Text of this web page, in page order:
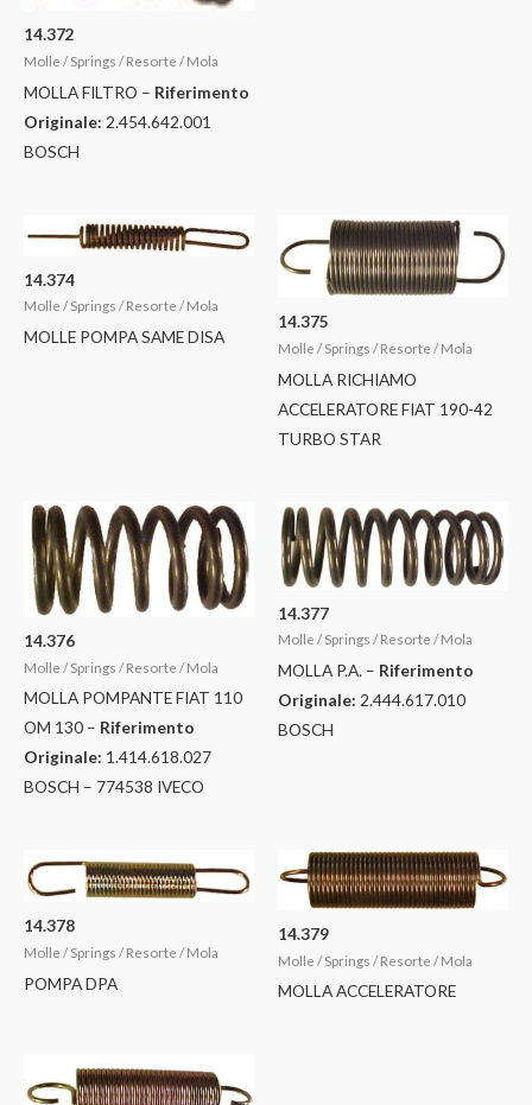
14.372
Molle / Springs / Resorte / Mola
MOLLA FILTRO – Riferimento
Originale: 2.454.642.001
BOSCH
14.374
Molle / Springs / Resorte / Mola
MOLLE POMPA SAME DISA
14.375
Molle / Springs / Resorte / Mola
MOLLA RICHIAMO
ACCELERATORE FIAT 190-42
TURBO STAR
14.376
Molle / Springs / Resorte / Mola
MOLLA POMPANTE FIAT 110
OM 130 – Riferimento
Originale: 1.414.618.027
BOSCH – 774538 IVECO
14.377
Molle / Springs / Resorte / Mola
MOLLA P.A. – Riferimento
Originale: 2.444.617.010
BOSCH
14.378
Molle / Springs / Resorte / Mola
POMPA DPA
14.379
Molle / Springs / Resorte / Mola
MOLLA ACCELERATORE